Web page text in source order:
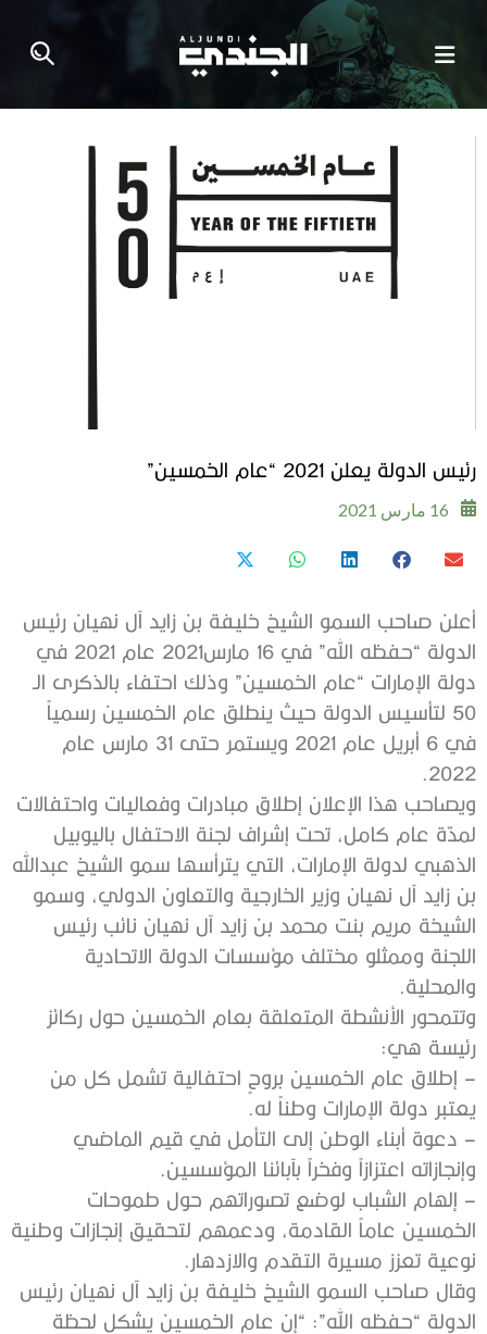
رئيس الدولة يعلن 2021 “عام الخمسين”
16 مارس 2021
أعلن صاحب السمو الشيخ خليفة بن زايد آل نهيان رئيس
الدولة “حفظه الله” في 16 مارس2021 عام 2021 في
دولة الإمارات “عام الخمسين” وذلك احتفاء بالذكرى الـ
50 لتأسيس الدولة حيث ينطلق عام الخمسين رسمياً
في 6 أبريل عام 2021 ويستمر حتى 31 مارس عام
2022.
ويصاحب هذا الإعلان إطلاق مبادرات وفعاليات واحتفالات
لمدّة عام كامل، تحت إشراف لجنة الاحتفال باليوبيل
الذهبي لدولة الإمارات، التي يترأسها سمو الشيخ عبدالله
بن زايد آل نهيان وزير الخارجية والتعاون الدولي، وسمو
الشيخة مريم بنت محمد بن زايد آل نهيان نائب رئيس
اللجنة وممثلو مختلف مؤسسات الدولة الاتحادية
والمحلية.
وتتمحور الأنشطة المتعلقة بعام الخمسين حول ركائز
رئيسة هي:
– إطلاق عام الخمسين بروحٍ احتفالية تشمل كل من
يعتبر دولة الإمارات وطناً له.
– دعوة أبناء الوطن إلى التأمل في قيم الماضي
وإنجازاته اعتزازاً وفخراً بآبائنا المؤسسين.
– إلهام الشباب لوضع تصوراتهم حول طموحات
الخمسين عاماً القادمة، ودعمهم لتحقيق إنجازات وطنية
نوعية تعزز مسيرة التقدم والازدهار.
وقال صاحب السمو الشيخ خليفة بن زايد آل نهيان رئيس
الدولة “حفظه الله”: “إن عام الخمسين يشكل لحظة